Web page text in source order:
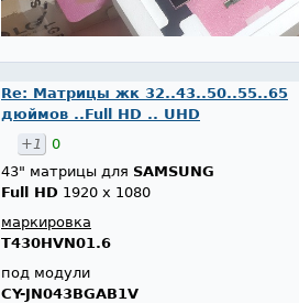
Re: Матрицы жк 32..43..50..55..65
дюймов ..Full HD .. UHD
+1
0
43" матрицы для SAMSUNG
Full HD 1920 x 1080
маркировка
T430HVN01.6
под модули
CY-JN043BGAB1V